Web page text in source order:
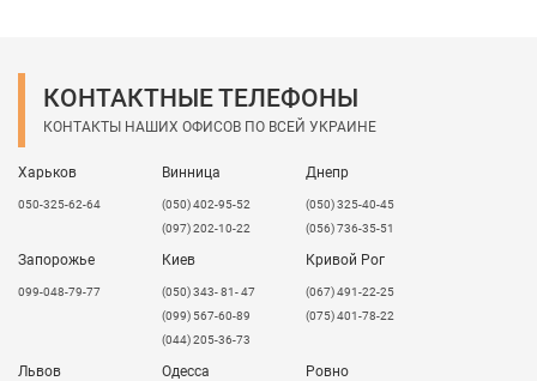
КОНТАКТНЫЕ ТЕЛЕФОНЫ
КОНТАКТЫ НАШИХ ОФИСОВ ПО ВСЕЙ УКРАИНЕ
Харьков
050-325-62-64
Винница
(050) 402-95-52
(097) 202-10-22
Днепр
(050) 325-40-45
(056) 736-35-51
Запорожье
099-048-79-77
Киев
(050) 343- 81- 47
(099) 567-60-89
(044) 205-36-73
Кривой Рог
(067) 491-22-25
(075) 401-78-22
Львов Одесса Ровно